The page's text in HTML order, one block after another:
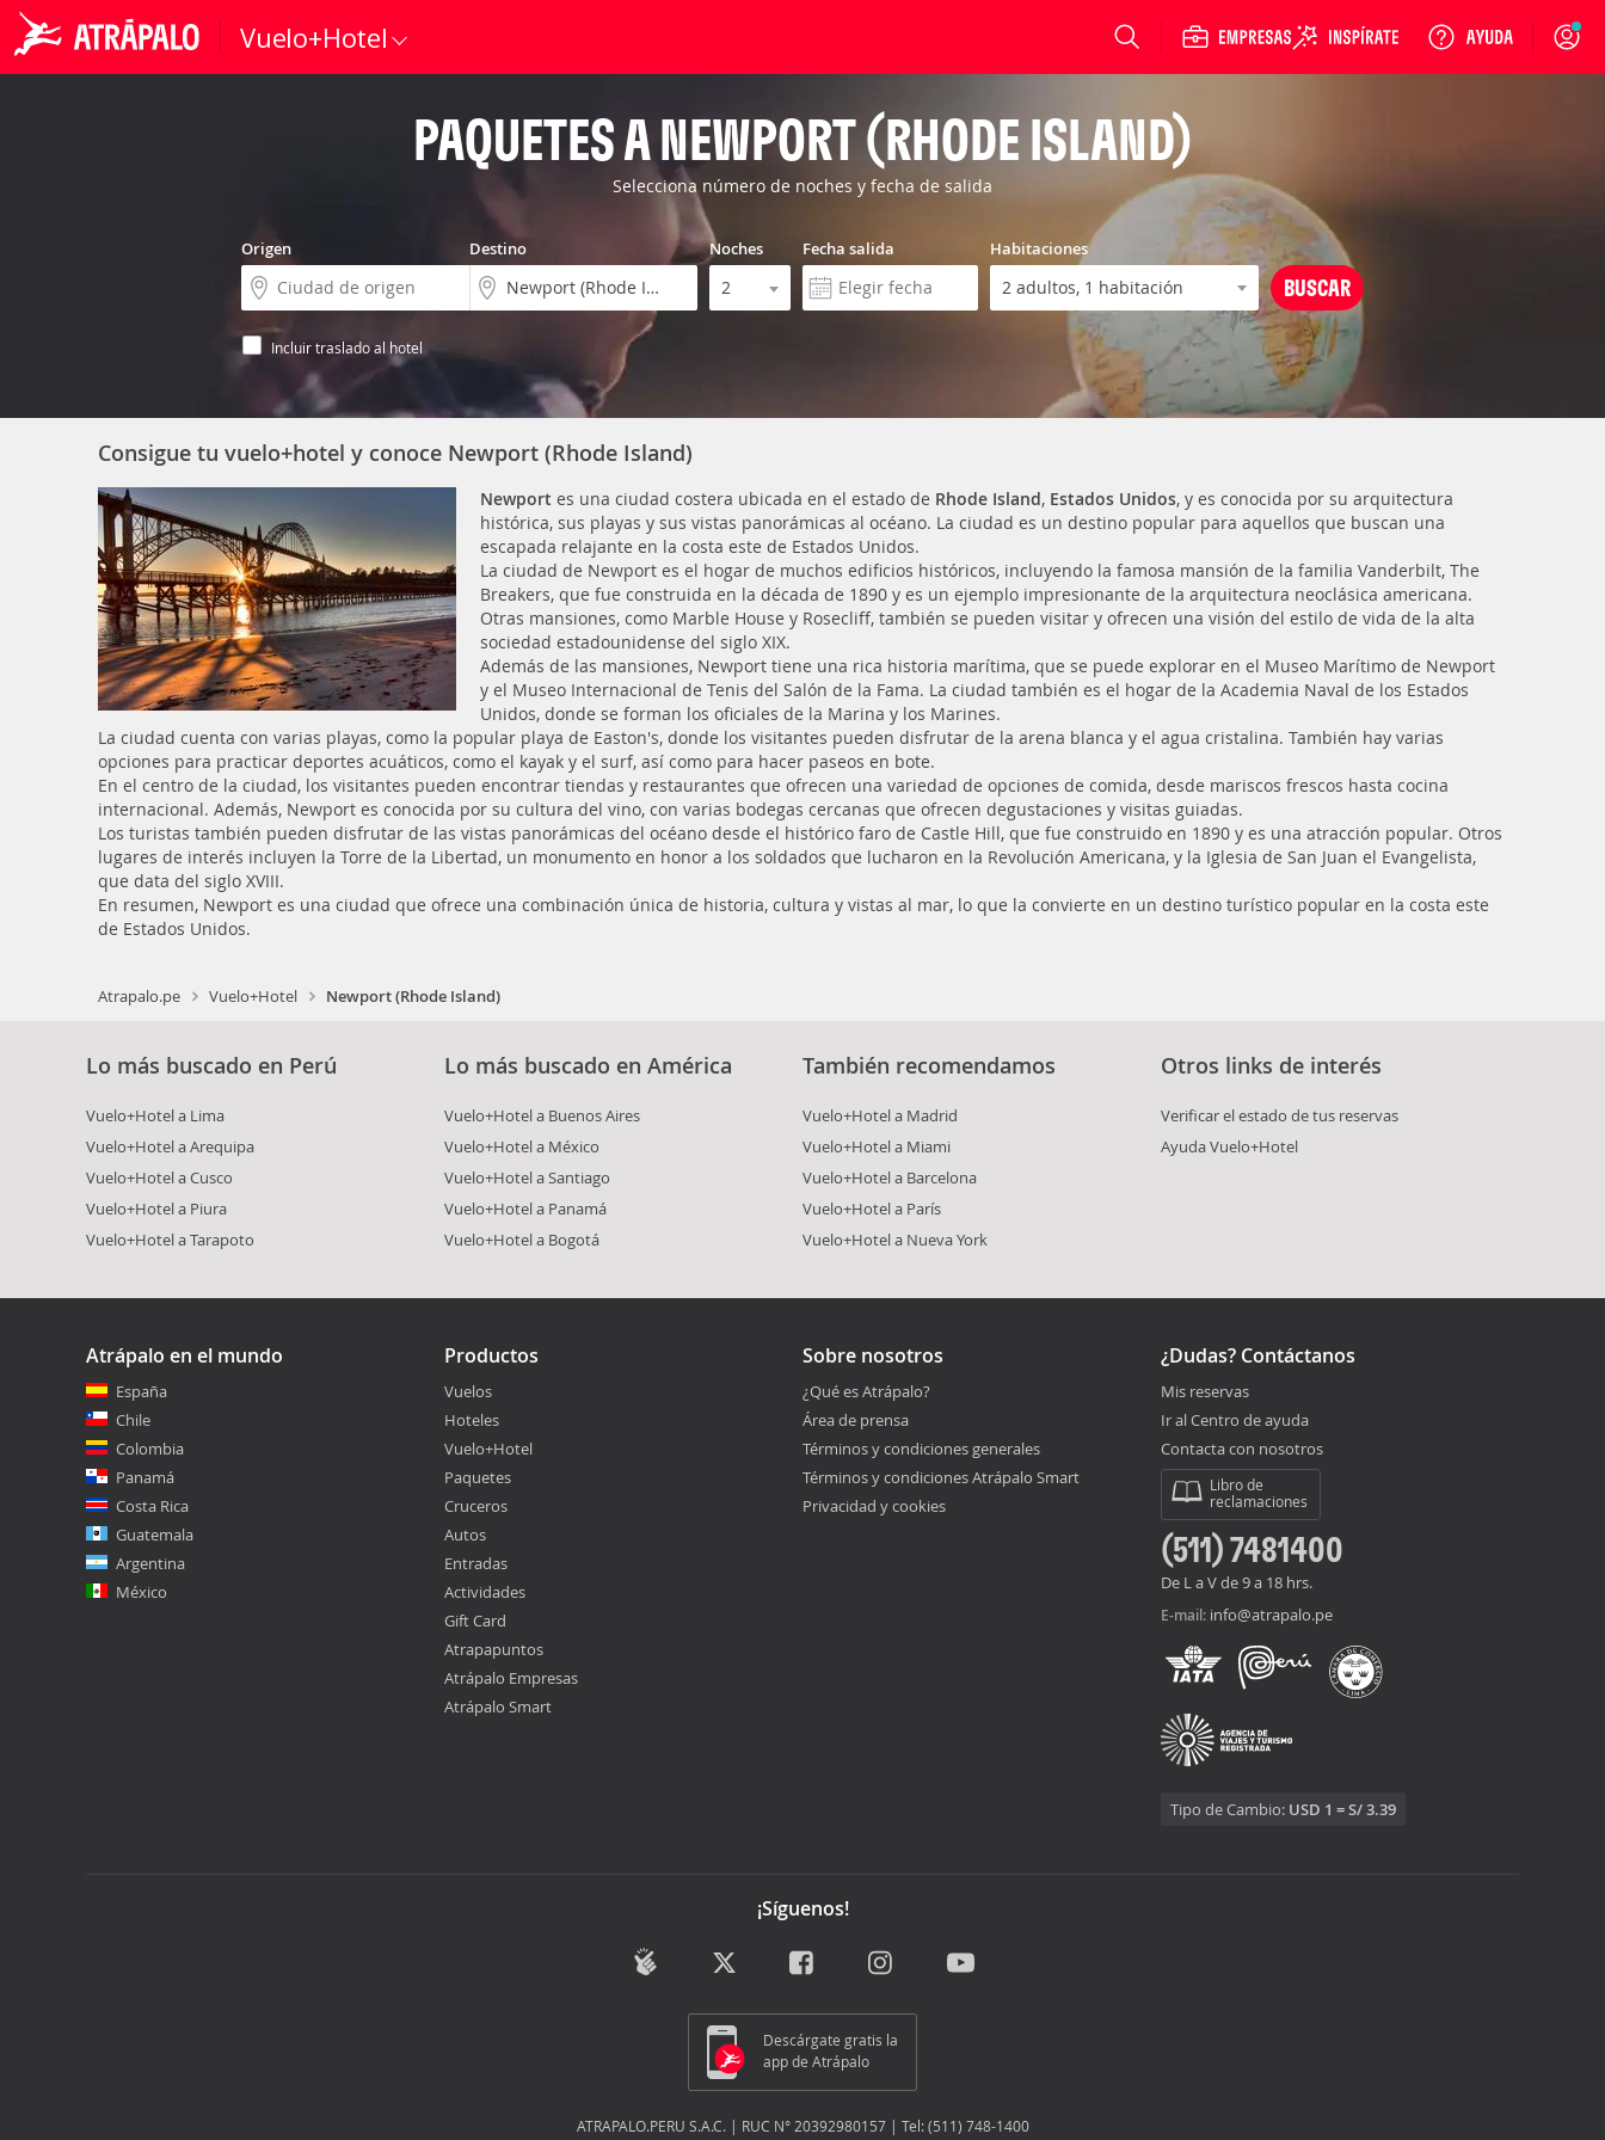
Vuelo+Hotel Login
PAQUETES A NEWPORT (RHODE ISLAND)
Selecciona número de noches y fecha de salida
Origen Destino Noches Fecha salida Habitaciones
Incluir traslado al hotel
Consigue tu vuelo+hotel y conoce Newport (Rhode Island)
Newport es una ciudad costera ubicada en el estado de Rhode Island, Estados Unidos, y es conocida por su arquitectura
histórica, sus playas y sus vistas panorámicas al océano. La ciudad es un destino popular para aquellos que buscan una
escapada relajante en la costa este de Estados Unidos.
La ciudad de Newport es el hogar de muchos edificios históricos, incluyendo la famosa mansión de la familia Vanderbilt, The
Breakers, que fue construida en la década de 1890 y es un ejemplo impresionante de la arquitectura neoclásica americana.
Otras mansiones, como Marble House y Rosecliff, también se pueden visitar y ofrecen una visión del estilo de vida de la alta
sociedad estadounidense del siglo XIX.
Además de las mansiones, Newport tiene una rica historia marítima, que se puede explorar en el Museo Marítimo de Newport
y el Museo Internacional de Tenis del Salón de la Fama. La ciudad también es el hogar de la Academia Naval de los Estados
Unidos, donde se forman los oficiales de la Marina y los Marines.
La ciudad cuenta con varias playas, como la popular playa de Easton's, donde los visitantes pueden disfrutar de la arena blanca y el agua cristalina. También hay varias
opciones para practicar deportes acuáticos, como el kayak y el surf, así como para hacer paseos en bote.
En el centro de la ciudad, los visitantes pueden encontrar tiendas y restaurantes que ofrecen una variedad de opciones de comida, desde mariscos frescos hasta cocina
internacional. Además, Newport es conocida por su cultura del vino, con varias bodegas cercanas que ofrecen degustaciones y visitas guiadas.
Los turistas también pueden disfrutar de las vistas panorámicas del océano desde el histórico faro de Castle Hill, que fue construido en 1890 y es una atracción popular. Otros
lugares de interés incluyen la Torre de la Libertad, un monumento en honor a los soldados que lucharon en la Revolución Americana, y la Iglesia de San Juan el Evangelista,
que data del siglo XVIII.
En resumen, Newport es una ciudad que ofrece una combinación única de historia, cultura y vistas al mar, lo que la convierte en un destino turístico popular en la costa este
de Estados Unidos.
Atrapalo.pe Vuelo+Hotel Newport (Rhode Island)
Lo más buscado en Perú
Vuelo+Hotel a Lima
Vuelo+Hotel a Arequipa
Vuelo+Hotel a Cusco
Vuelo+Hotel a Piura
Vuelo+Hotel a Tarapoto
Lo más buscado en América
Vuelo+Hotel a Buenos Aires
Vuelo+Hotel a México
Vuelo+Hotel a Santiago
Vuelo+Hotel a Panamá
Vuelo+Hotel a Bogotá
También recomendamos
Vuelo+Hotel a Madrid
Vuelo+Hotel a Miami
Vuelo+Hotel a Barcelona
Vuelo+Hotel a París
Vuelo+Hotel a Nueva York
Otros links de interés
Verificar el estado de tus reservas
Ayuda Vuelo+Hotel
Atrápalo en el mundo
España
Chile
Colombia
Panamá
Costa Rica
Guatemala
Argentina
México
Productos
Vuelos
Hoteles
Vuelo+Hotel
Paquetes
Cruceros
Autos
Entradas
Actividades
Gift Card
Atrapapuntos
Atrápalo Empresas
Atrápalo Smart
Sobre nosotros
¿Qué es Atrápalo?
Área de prensa
Términos y condiciones generales
Términos y condiciones Atrápalo Smart
Privacidad y cookies
¿Dudas? Contáctanos
Mis reservas
Ir al Centro de ayuda
Contacta con nosotros
Libro de
reclamaciones
(511) 7481400
De L a V de 9 a 18 hrs.
E-mail: info@atrapalo.pe
Tipo de Cambio: USD 1 = S/ 3.39
¡Síguenos!
Descárgate gratis la
app de Atrápalo
ATRAPALO.PERU S.A.C. | RUC N° 20392980157 | Tel: (511) 748-1400